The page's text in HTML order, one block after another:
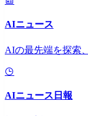
AIニュース
AIの最先端を探索
AIニュース日報